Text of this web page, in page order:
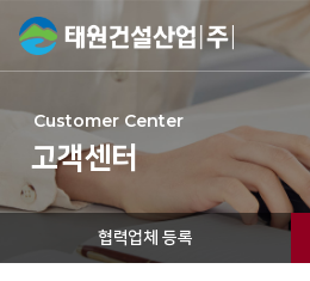
Customer Center
고객센터
협력업체 등록